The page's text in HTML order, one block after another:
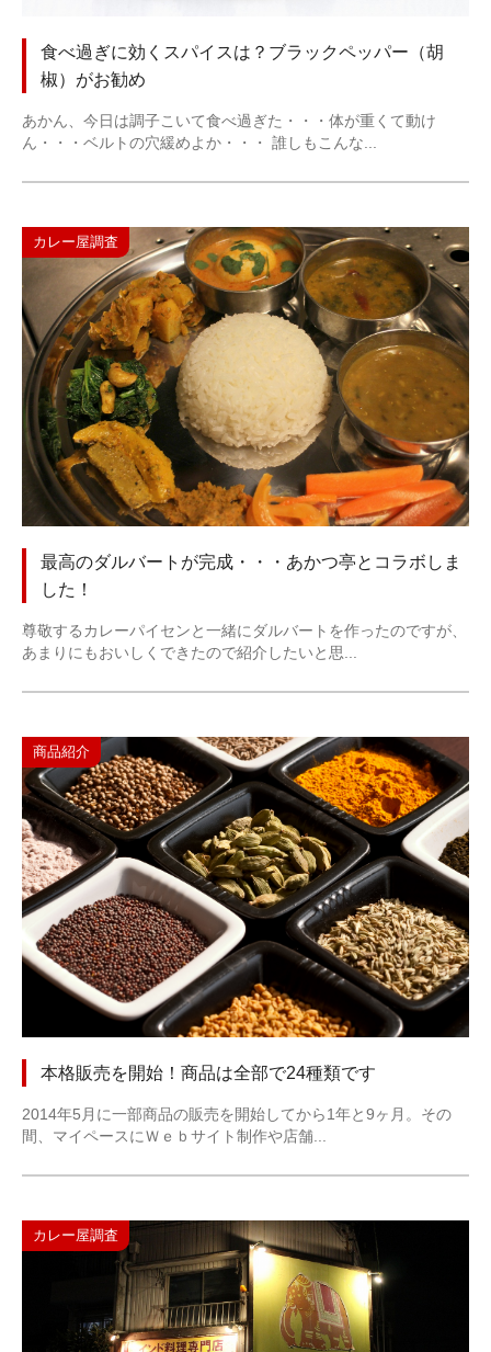
食べ過ぎに効くスパイスは？ブラックペッパー（胡
椒）がお勧め
あかん、今日は調子こいて食べ過ぎた・・・体が重くて動け
ん・・・ベルトの穴緩めよか・・・ 誰しもこんな...
カレー屋調査
最高のダルバートが完成・・・あかつ亭とコラボしま
した！
尊敬するカレーパイセンと一緒にダルバートを作ったのですが、
あまりにもおいしくできたので紹介したいと思...
商品紹介
本格販売を開始！商品は全部で24種類です
2014年5月に一部商品の販売を開始してから1年と9ヶ月。その
間、マイペースにＷｅｂサイト制作や店舗...
カレー屋調査